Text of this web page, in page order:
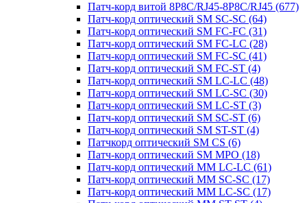
Патч-корд витой 8P8C/RJ45-8P8C/RJ45 (677)
Патч-корд оптический SM SC-SC (64)
Патч-корд оптический SM FC-FC (31)
Патч-корд оптический SM FC-LC (28)
Патч-корд оптический SM FC-SC (41)
Патч-корд оптический SM FC-ST (4)
Патч-корд оптический SM LC-LC (48)
Патч-корд оптический SM LC-SC (30)
Патч-корд оптический SM LC-ST (3)
Патч-корд оптический SM SC-ST (6)
Патч-корд оптический SM ST-ST (4)
Патчкорд оптический SM CS (6)
Патч-корд оптический SM MPO (18)
Патч-корд оптический MM LC-LC (61)
Патч-корд оптический MM SC-SC (17)
Патч-корд оптический MM LC-SC (17)